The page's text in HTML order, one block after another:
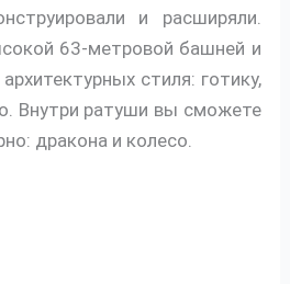
и расширяли.
63-метровой башней и
стиля: готику,
Внутри ратуши вы сможете
дракона и колесо.